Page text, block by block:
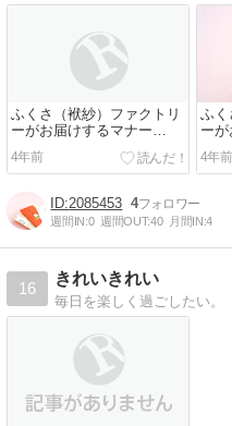
ふくさ（袱紗）ファクトリ
ーがお届けするマナー
BLOG〜知っておきたい国
葬のこと〜
4年前
ふく
ー
ナー
4年前
2085453 4
週間IN:0 週間OUT:40 月間IN:4
16
きれいきれい
毎日を楽しく過ごしたい。